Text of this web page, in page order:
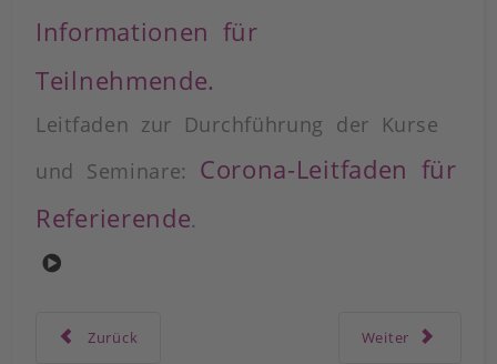
Informationen für
Teilnehmende.
Leitfaden zur Durchführung der Kurse
und Seminare: Corona-Leitfaden für
Referierende.
{Play}
Vorheriger Beitrag: Noch keine Präsenzveranstaltungen
Zurück Nächster
Weiter